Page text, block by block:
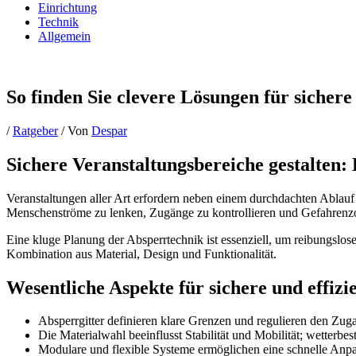
Einrichtung
Technik
Allgemein
So finden Sie clevere Lösungen für
/Ratgeber/ Von Despar
Sichere Veranstaltungsbereiche
Veranstaltungen aller Art erfordern neben einem durchdachten
Menschenströme zu lenken, Zugänge zu kontrollieren und
Eine kluge Planung der Absperrtechnik ist essenziell, um
Kombination aus Material, Design und Funktionalität.
Wesentliche Aspekte für sichere und
Absperrgitter definieren klare Grenzen und regulieren den
Die Materialwahl beeinflusst Stabilität und Mobilität;
Modulare und flexible Systeme ermöglichen eine schnelle